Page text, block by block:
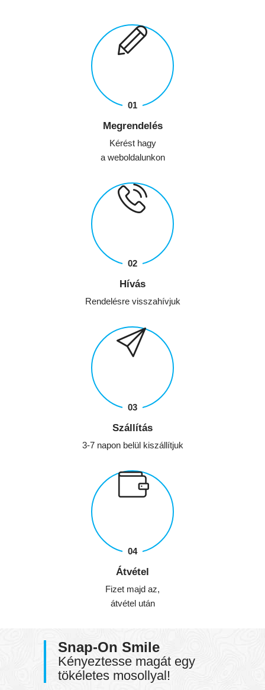
Megrendelés
Kérést hagy
a weboldalunkon
Hívás
Rendelésre visszahívjuk
Szállítás
3-7 napon belül kiszállítjuk
Átvétel
Fizet majd az,
átvétel után
Snap-On Smile
Kényeztesse magát egy
tökéletes mosollyal!